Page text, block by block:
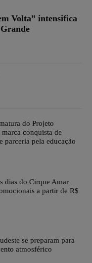
Volta” intensifica
do Projeto
conquista de
parceria pela educação
dias do Cirque Amar
a partir de R$
se preparam para
atmosférico